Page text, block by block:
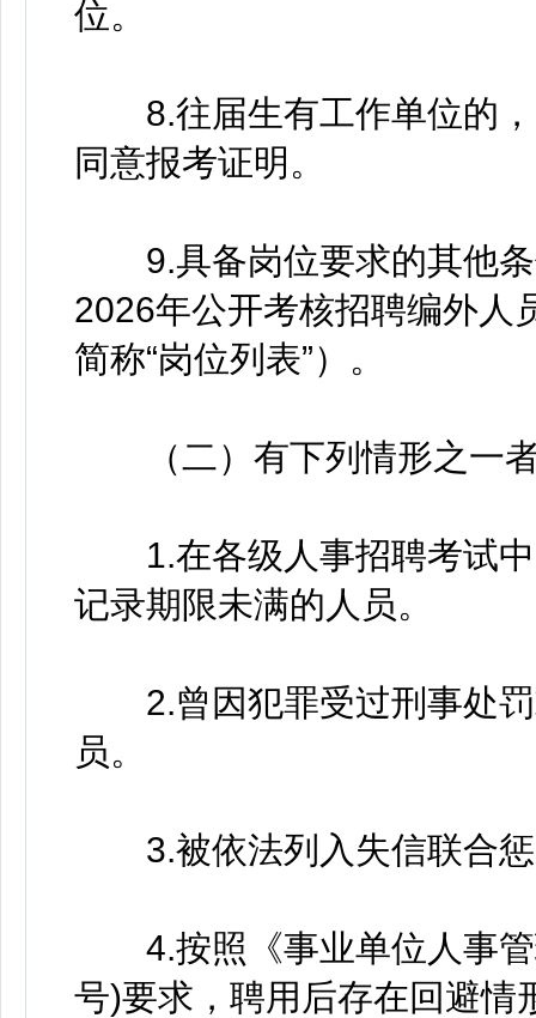
位。
8.往届生有工作单位的，
同意报考证明。
9.具备岗位要求的其他条
2026年公开考核招聘编外人
简称“岗位列表”）。
（二）有下列情形之一
1.在各级人事招聘考试中
记录期限未满的人员。
2.曾因犯罪受过刑事处罚
员。
3.被依法列入失信联合惩
4.按照《事业单位人事管
号)要求，聘用后存在回避情